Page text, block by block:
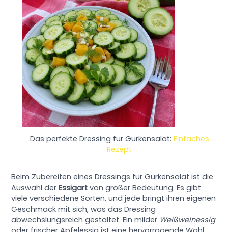
Das perfekte Dressing für Gurkensalat: Einfaches
Rezept
Beim Zubereiten eines Dressings für Gurkensalat ist die
Auswahl derEssigart von großer Bedeutung. Es gibt
viele verschiedene Sorten, und jede bringt ihren eigenen
Geschmack mit sich, was das Dressing
abwechslungsreich gestaltet. Ein milder Weißweinessig